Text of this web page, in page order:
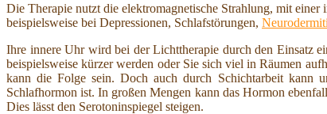
Die Therapie nutzt die elektromagnetische Strahlung, mit
beispielsweise bei Depressionen, Schlafstörungen,
Ihre innere Uhr wird bei der Lichttherapie durch den Einsatz
beispielsweise kürzer werden oder Sie sich viel in Räumen
kann die Folge sein. Doch auch durch Schichtarbeit kann
Schlafhormon ist. In großen Mengen kann das Hormon
Dies lässt den Serotoninspiegel steigen.